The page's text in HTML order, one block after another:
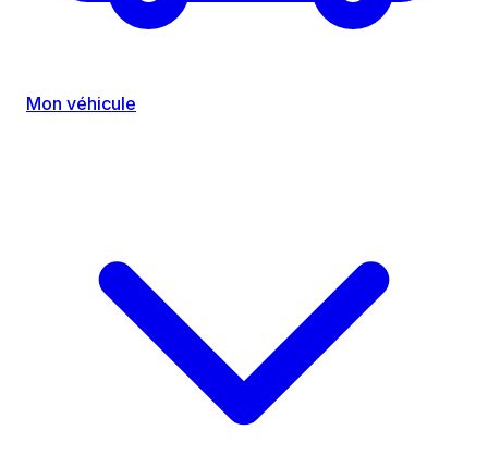
Mon véhicule